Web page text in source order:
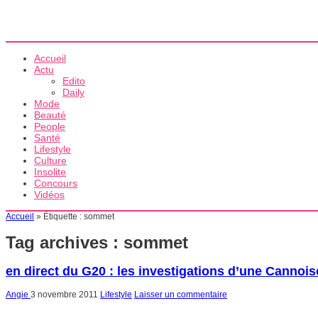
Accueil
Actu
Edito
Daily
Mode
Beauté
People
Santé
Lifestyle
Culture
Insolite
Concours
Vidéos
Accueil » Étiquette : sommet
Tag archives : sommet
en direct du G20 : les investigations d’une
Angie 3 novembre 2011 Lifestyle Laisser un commentaire